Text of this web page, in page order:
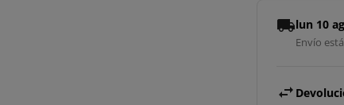
local_shippinglun 10
Envío
swap_horiz